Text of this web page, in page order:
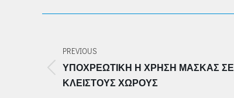
PREVIOUS
Previous
post:
ΥΠΟΧΡΕΩΤΙΚΉ Η ΧΡΉΣΗ ΜΆΣΚΑΣ ΣΕ
ΚΛΕΙΣΤΟΎΣ ΧΏΡΟΥΣ